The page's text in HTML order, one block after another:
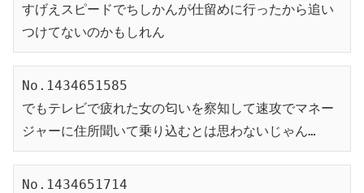
すげえスピードでちしかんが仕留めに行ったから追い
つけてないのかもしれん
No.1434651585
でもテレビで疲れた女の匂いを察知して速攻でマネー
ジャーに住所聞いて乗り込むとは思わないじゃん…
No.1434651714